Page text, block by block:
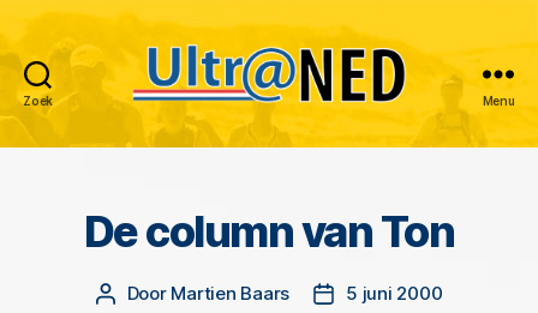
Zoek
Ultraned
Menu
Categorieën
De column van Ton
Berichtauteur
Door Martien Baars Berichtdatum
5 juni 2000